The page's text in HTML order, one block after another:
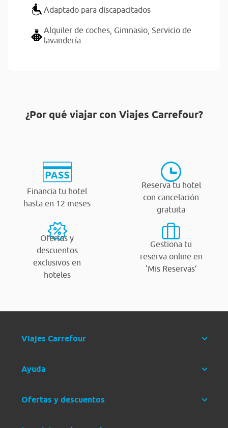
Adaptado para discapacitados
Alquiler de coches, Gimnasio, Servicio de
lavandería
¿Por qué viajar con Viajes Carrefour?
Financia tu hotel
hasta en 12 meses
Reserva tu hotel
con cancelación
gratuita
Ofertas y
descuentos
exclusivos en
hoteles
Gestiona tu
reserva online en
‘Mis Reservas’
Viajes Carrefour
Ayuda
Ofertas y descuentos